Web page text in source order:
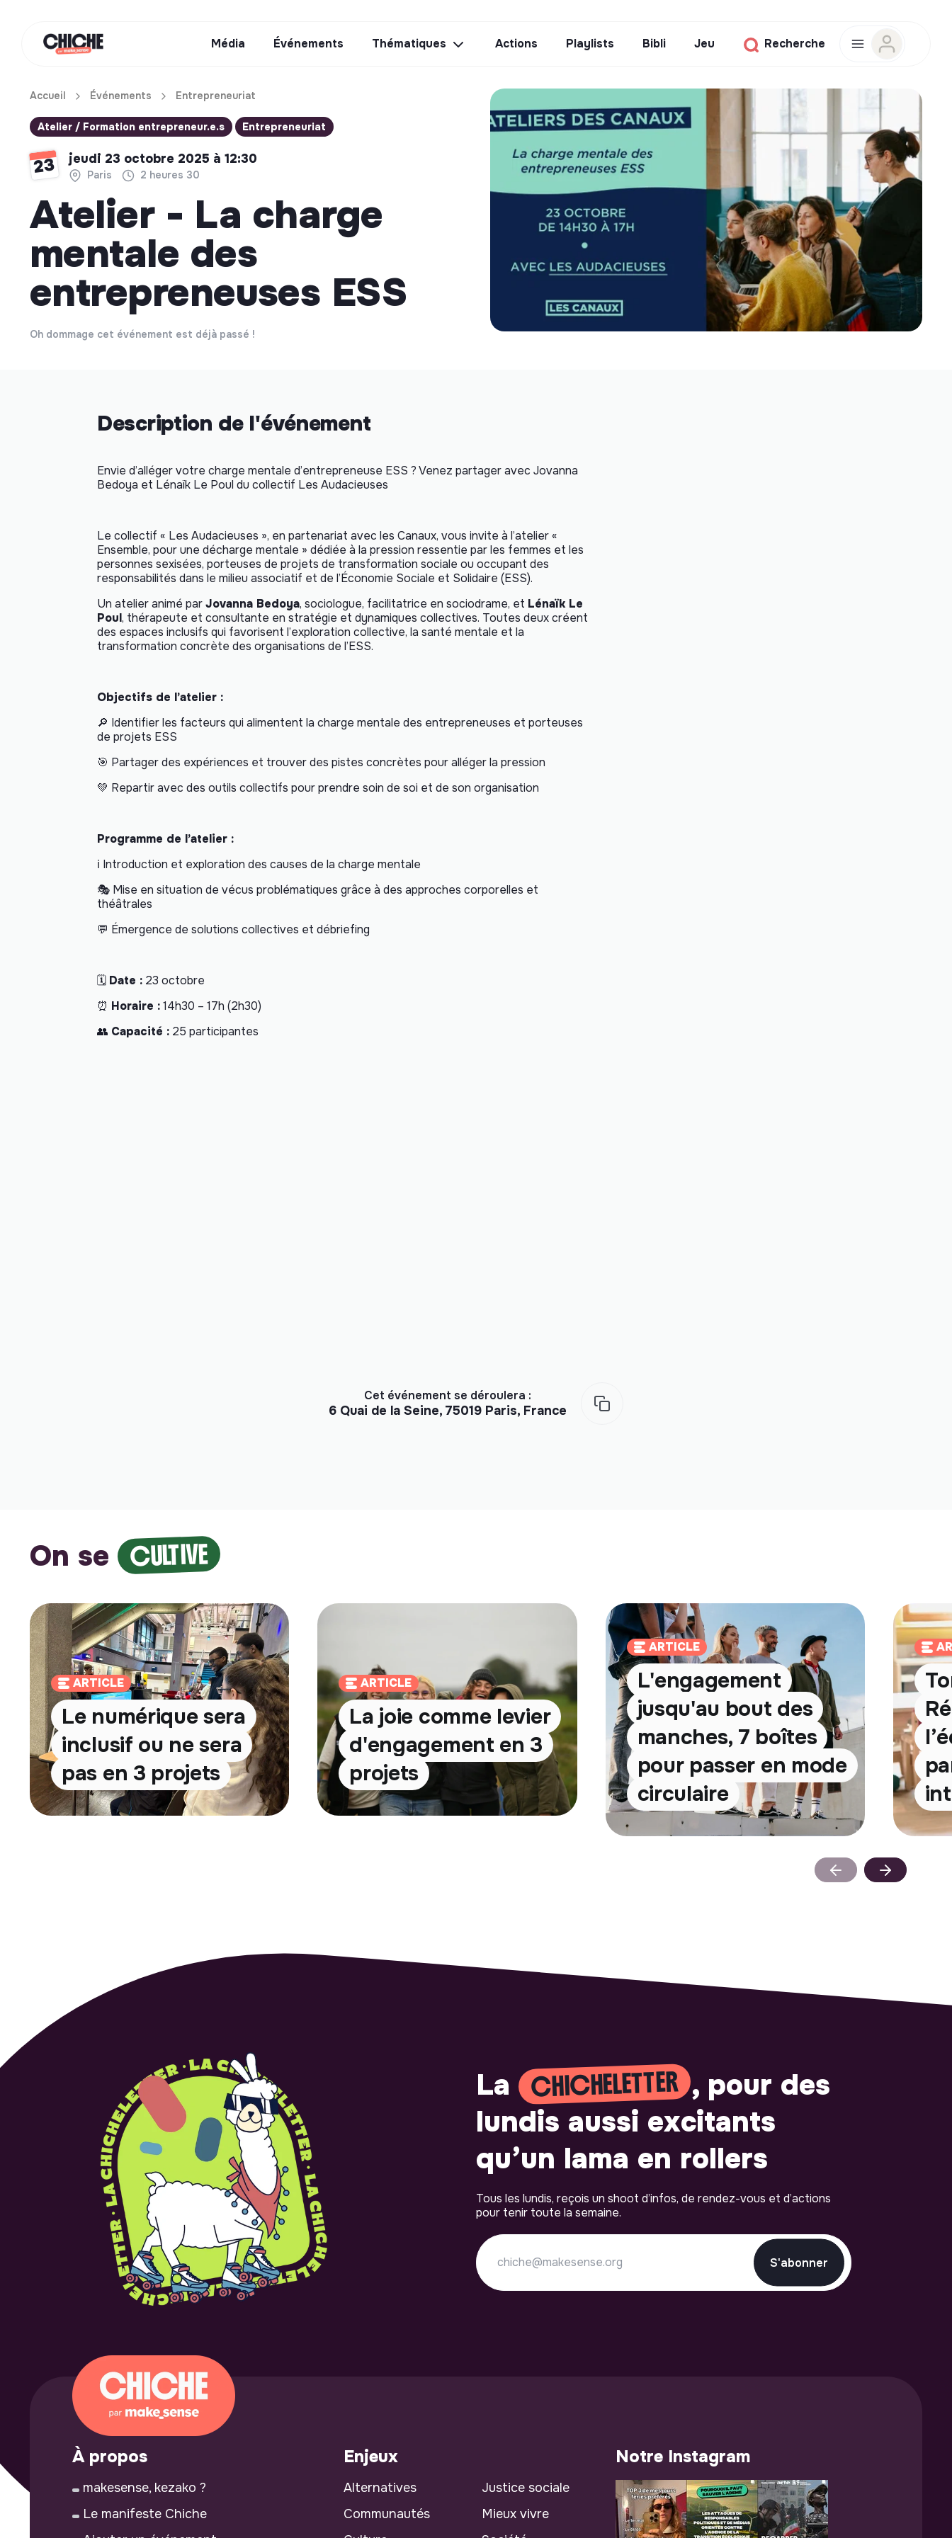
Média Événements Thématiques Actions Playlists Bibli Jeu Recherche
Accueil Événements Entrepreneuriat
Atelier / Formation entrepreneur.e.s Entrepreneuriat
23 jeudi 23 octobre 2025 à 12:30
Paris 2 heures 30
Atelier - La charge
mentale des
entrepreneuses ESS
Oh dommage cet événement est déjà passé !
Description de l'événement
Envie d’alléger votre charge mentale d’entrepreneuse ESS ? Venez partager avec Jovanna
Bedoya et Lénaïk Le Poul du collectif Les Audacieuses
Le collectif « Les Audacieuses », en partenariat avec les Canaux, vous invite à l’atelier «
Ensemble, pour une décharge mentale » dédiée à la pression ressentie par les femmes et les
personnes sexisées, porteuses de projets de transformation sociale ou occupant des
responsabilités dans le milieu associatif et de l’Économie Sociale et Solidaire (ESS).
Un atelier animé parJovanna Bedoya, sociologue, facilitatrice en sociodrame, et Lénaïk Le
Poul, thérapeute et consultante en stratégie et dynamiques collectives. Toutes deux créent
des espaces inclusifs qui favorisent l’exploration collective, la santé mentale et la
transformation concrète des organisations de l’ESS.
Objectifs de l’atelier :
🔎 Identifier les facteurs qui alimentent la charge mentale des entrepreneuses et porteuses
de projets ESS
🎯 Partager des expériences et trouver des pistes concrètes pour alléger la pression
💚 Repartir avec des outils collectifs pour prendre soin de soi et de son organisation
Programme de l’atelier :
ℹ️ Introduction et exploration des causes de la charge mentale
🎭 Mise en situation de vécus problématiques grâce à des approches corporelles et
théâtrales
💬 Émergence de solutions collectives et débriefing
🗓 Date : 23 octobre
⏰ Horaire :14h30 – 17h (2h30)
👥 Capacité : 25 participantes
Cet événement se déroulera :
6 Quai de la Seine, 75019 Paris, France
On se CULTIVE
ARTICLE
Le numérique sera
inclusif ou ne sera
pas en 3 projets
ARTICLE
La joie comme levier
d'engagement en 3
projets
ARTICLE
L'engagement
jusqu'au bout des
manches, 7 boîtes
pour passer en mode
circulaire
La CHICHELETTER , pour des
lundis aussi excitants
qu’un lama en rollers
Tous les lundis, reçois un shoot d’infos, de rendez-vous et d’actions
pour tenir toute la semaine.
S'abonner
À propos
makesense, kezako ?
Le manifeste Chiche
Enjeux
Alternatives
Communautés
Justice sociale
Mieux vivre
Notre Instagram